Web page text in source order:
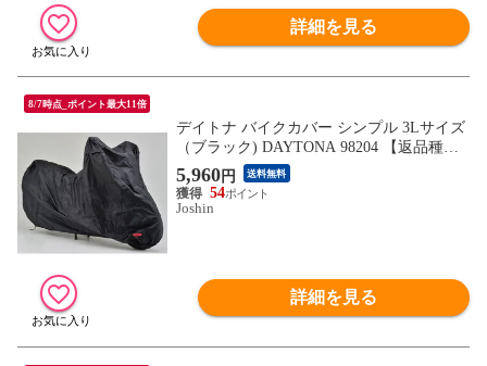
詳細を見る
8/7時点_ポイント最大11倍
デイトナ バイクカバー シンプル 3Lサイズ
（ブラック) DAYTONA 98204 【返品種別
B】
5,960円 送料無料
54
Joshin
詳細を見る